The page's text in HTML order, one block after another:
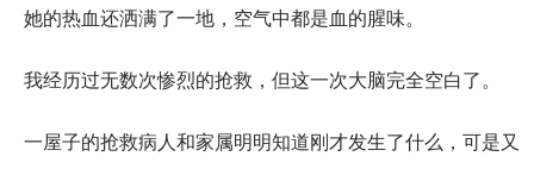
她的热血还洒满了一地，空气中都是血的腥味。
我经历过无数次惨烈的抢救，但这一次大脑完全空白了。
一屋子的抢救病人和家属明明知道刚才发生了什么，可是又